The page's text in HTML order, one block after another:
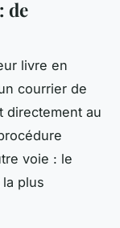
de
livre en
courrier de
directement au
voie : le
la plus